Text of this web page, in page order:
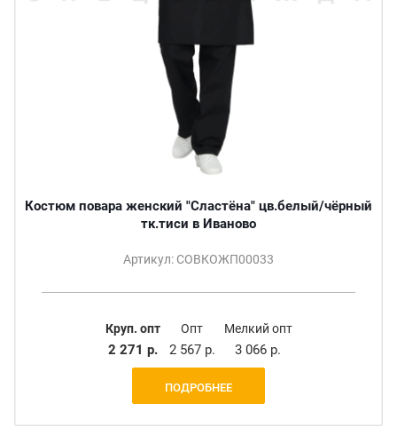
Костюм повара женский "Сластёна" цв.белый/чёрный
тк.тиси в Иваново
Артикул: СОВКОЖП00033
Круп. опт
2 271 р.
Опт
2 567 р.
Мелкий опт
3 066 р.
ПОДРОБНЕЕ